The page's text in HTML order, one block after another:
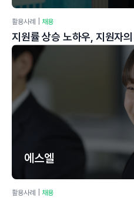
활용사례 채용
지원률 상승 노하우, 지원자
에스엘
활용사례 채용